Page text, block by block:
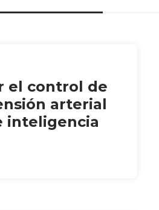
el control de
arterial
inteligencia